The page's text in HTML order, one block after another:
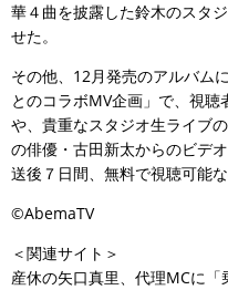
華４曲を披露した鈴木のスタ
せた。
その他、12月発売のアルバム
とのコラボMV企画」で、視
や、貴重なスタジオ生ライブ
の俳優・古田新太からのビデ
送後７日間、無料で視聴可能
©AbemaTV
＜関連サイト＞
産休の矢口真里、代理MCに「